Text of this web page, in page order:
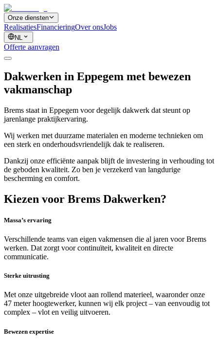
Onze diensten
RealisatiesFinancieringOver onsJobs
NL
Offerte aanvragen
Dakwerken in Eppegem met bewezen
vakmanschap
Brems staat in Eppegem voor degelijk dakwerk dat steunt op
jarenlange praktijkervaring.
Wij werken met duurzame materialen en moderne technieken om
een sterk en onderhoudsvriendelijk dak te realiseren.
Dankzij onze efficiënte aanpak blijft de investering in verhouding tot
de geboden kwaliteit. Zo ben je verzekerd van langdurige
bescherming en comfort.
Kiezen voor Brems Dakwerken?
Massa’s ervaring
Verschillende teams van eigen vakmensen die al jaren voor Brems
werken. Dat zorgt voor continuïteit, kwaliteit en directe
communicatie.
Sterke uitrusting
Met onze uitgebreide vloot aan rollend materieel, waaronder onze
47 meter hoogtewerker, kunnen wij elk project – van eenvoudig tot
complex – vlot en veilig uitvoeren.
Bewezen expertise